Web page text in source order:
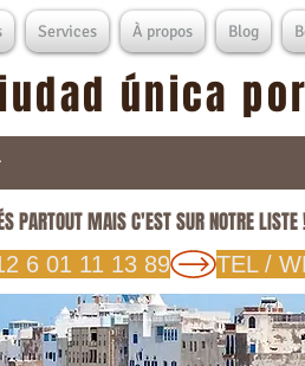
Services À propos Blog
única
PARTOUT MAIS C'EST SUR NOTRE LISTE